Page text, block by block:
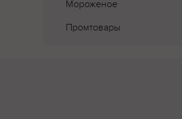
Мороженое
Промтовары